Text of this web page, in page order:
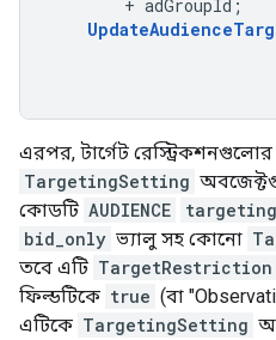
+ adGroupId ;
এরপর, টার্গেট
TargetingSetting
কোডটি AUDIENCE
bid_only ভ্যালু সহ কোনো
তবে এটি TargetRestriction
ফিল্ডটিকে true (বা
এটিকে TargetingSetting